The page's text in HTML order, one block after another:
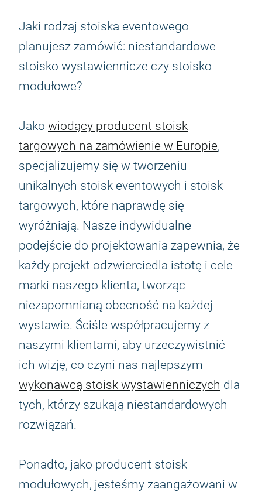
Jaki rodzaj stoiska eventowego
planujesz zamówić: niestandardowe
stoisko wystawiennicze czy stoisko
modułowe?
Jako wiodący producent stoisk
targowych na zamówienie w Europie,
specjalizujemy się w tworzeniu
unikalnych stoisk eventowych i stoisk
targowych, które naprawdę się
wyróżniają. Nasze indywidualne
podejście do projektowania zapewnia, że
każdy projekt odzwierciedla istotę i cele
marki naszego klienta, tworząc
niezapomnianą obecność na każdej
wystawie. Ściśle współpracujemy z
naszymi klientami, aby urzeczywistnić
ich wizję, co czyni nas najlepszym
wykonawcą stoisk wystawienniczych dla
tych, którzy szukają niestandardowych
rozwiązań.
Ponadto, jako producent stoisk
modułowych, jesteśmy zaangażowani w